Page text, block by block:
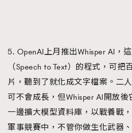
5. OpenAI上月推出Whisper AI，
（Speech to Text）的程式，可
片，聽到了就化成文字檔案。二
可不會成長，但Whisper AI開放後
一邊擴大模型資料庫，以戰養戰
軍事競賽中，不管你做生化武器